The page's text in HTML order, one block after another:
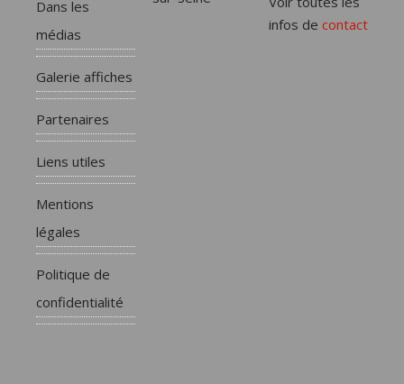
Dans les
médias
Galerie affiches
Partenaires
Liens utiles
Mentions
légales
Politique de
confidentialité
infos de contact